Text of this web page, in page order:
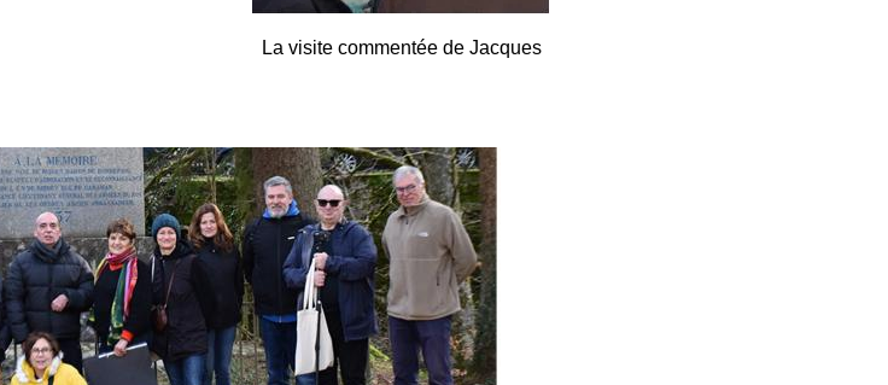
La visite commentée de Jacques